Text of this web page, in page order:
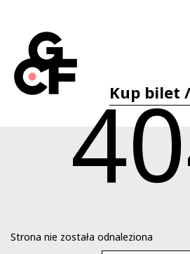
Kup bilet
Strona nie została odnaleziona